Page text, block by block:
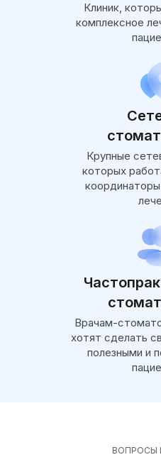
Крупные
которых
Клиник,
комплексное
Врачам-
хотят сделать
полезными и
ВОПРОСЫ